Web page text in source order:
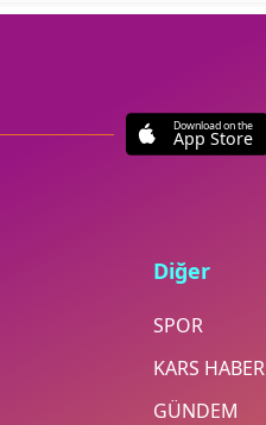
Download on the
App Store
Diğer
SPOR
KARS HABER
GÜNDEM